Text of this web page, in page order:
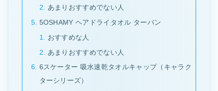
あまりおすすめでない人
5OSHAMY ヘアドライタオル ターバン
おすすめな人
あまりおすすめでない人
6スケーター 吸水速乾タオルキャップ（キャラク
ターシリーズ）